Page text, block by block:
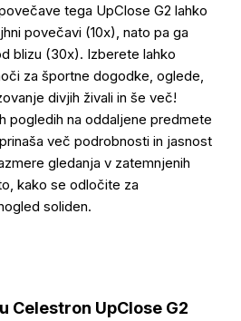
tega UpClose G2 lahko
povečavi (10x), nato pa ga
blizu (30x). Izberete lahko
za športne dogodke, oglede,
divjih živali in še več!
pogledih na oddaljene predmete
več podrobnosti in jasnost
gledanja v zatemnjenih
kako se odločite za
soliden.
Celestron UpClose G2